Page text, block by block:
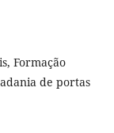
Formação
de portas